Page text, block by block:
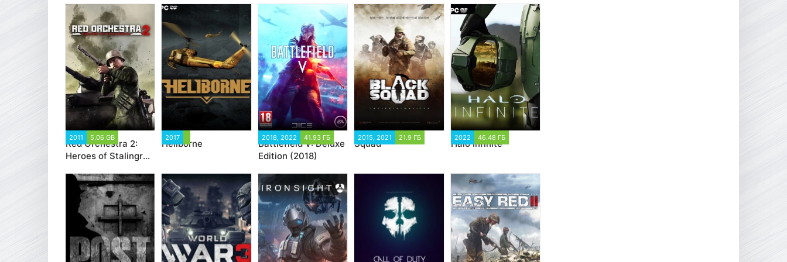
2011 5.06 GB
Red Orchestra 2:
Heroes of Stalingrad
2017
Heliborne
2018, 2022 41.93 ГБ
Battlefield V: Deluxe
Edition (2018)
2015, 2021 21.9 ГБ
Squad
2022 46.48 ГБ
Halo Infinite